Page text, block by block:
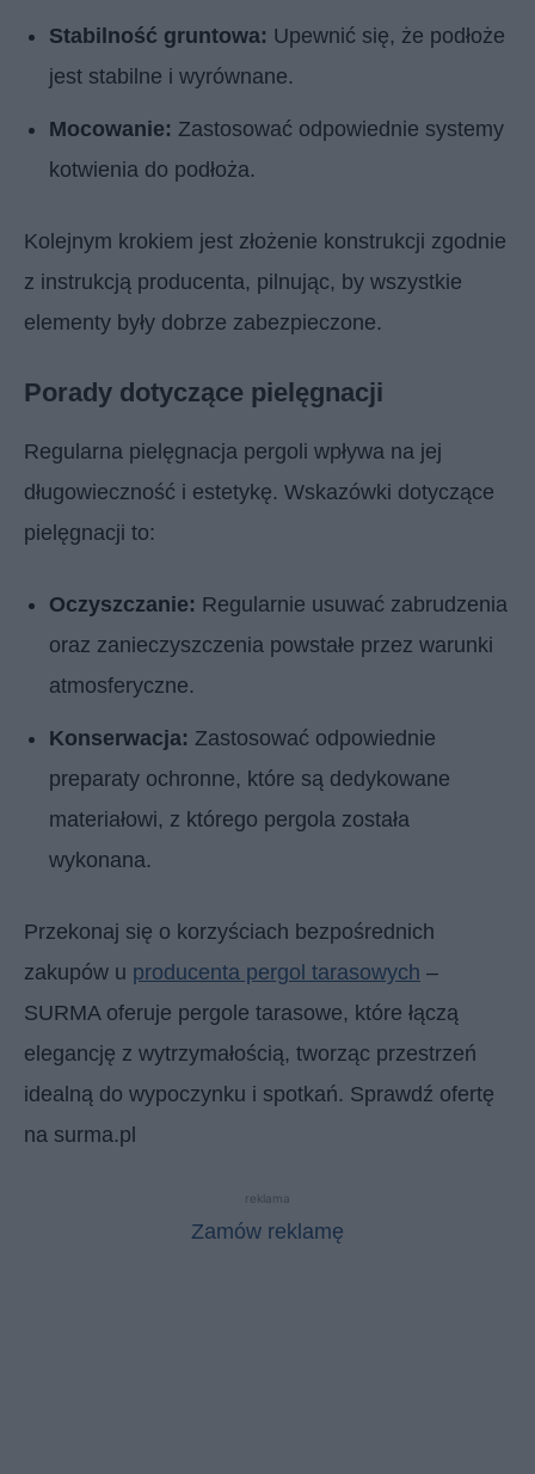
Stabilność gruntowa: Upewnić się, że podłoże
jest stabilne i wyrównane.
Mocowanie: Zastosować odpowiednie systemy
kotwienia do podłoża.
Kolejnym krokiem jest złożenie konstrukcji zgodnie
z instrukcją producenta, pilnując, by wszystkie
elementy były dobrze zabezpieczone.
Porady dotyczące pielęgnacji
Regularna pielęgnacja pergoli wpływa na jej
długowieczność i estetykę. Wskazówki dotyczące
pielęgnacji to:
Oczyszczanie: Regularnie usuwać zabrudzenia
oraz zanieczyszczenia powstałe przez warunki
atmosferyczne.
Konserwacja: Zastosować odpowiednie
preparaty ochronne, które są dedykowane
materiałowi, z którego pergola została
wykonana.
Przekonaj się o korzyściach bezpośrednich
zakupów u producenta pergol tarasowych –
SURMA oferuje pergole tarasowe, które łączą
elegancję z wytrzymałością, tworząc przestrzeń
idealną do wypoczynku i spotkań. Sprawdź ofertę
na surma.pl
reklama
Zamów reklamę